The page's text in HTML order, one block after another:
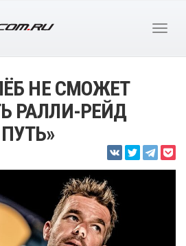
НЕ СМОЖЕТ
РАЛЛИ-РЕЙД